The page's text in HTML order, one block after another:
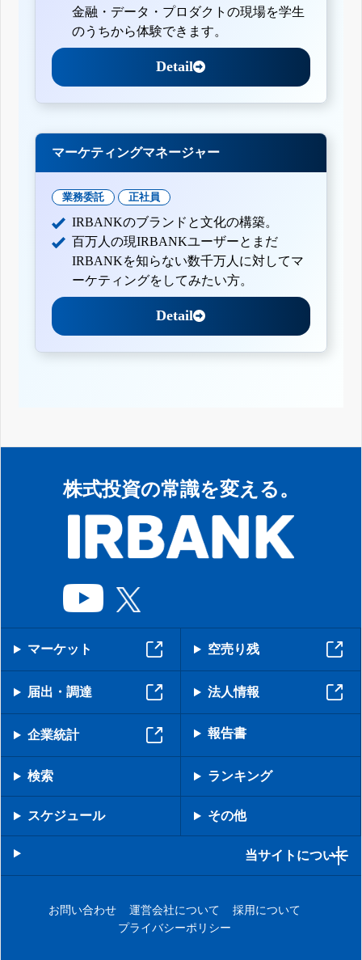
金融・データ・プロダクトの現場を学生
のうちから体験できます。
Detail
マーケティングマネージャー
業務委託 正社員
IRBANKのブランドと文化の構築。
百万人の現IRBANKユーザーとまだ
IRBANKを知らない数千万人に対してマ
ーケティングをしてみたい方。
Detail
株式投資の常識を変える。
マーケット 空売り残
届出・調達 法人情報
企業統計 報告書
検索 ランキング
スケジュール その他
当サイトについて
お問い合わせ 運営会社について
採用について
プライバシーポリシー